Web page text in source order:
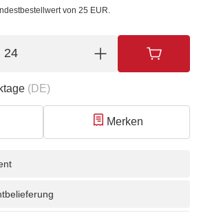
von 25 EUR.
(DE)
Merken